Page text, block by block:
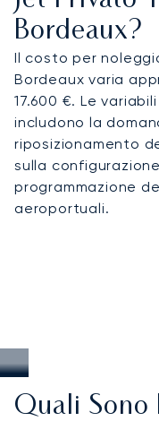
Bordeaux?
Il costo per
Bordeaux varia
17.600 €. Le
includono la
riposizionamento
sulla
programmazione
aeroportuali.
Quali